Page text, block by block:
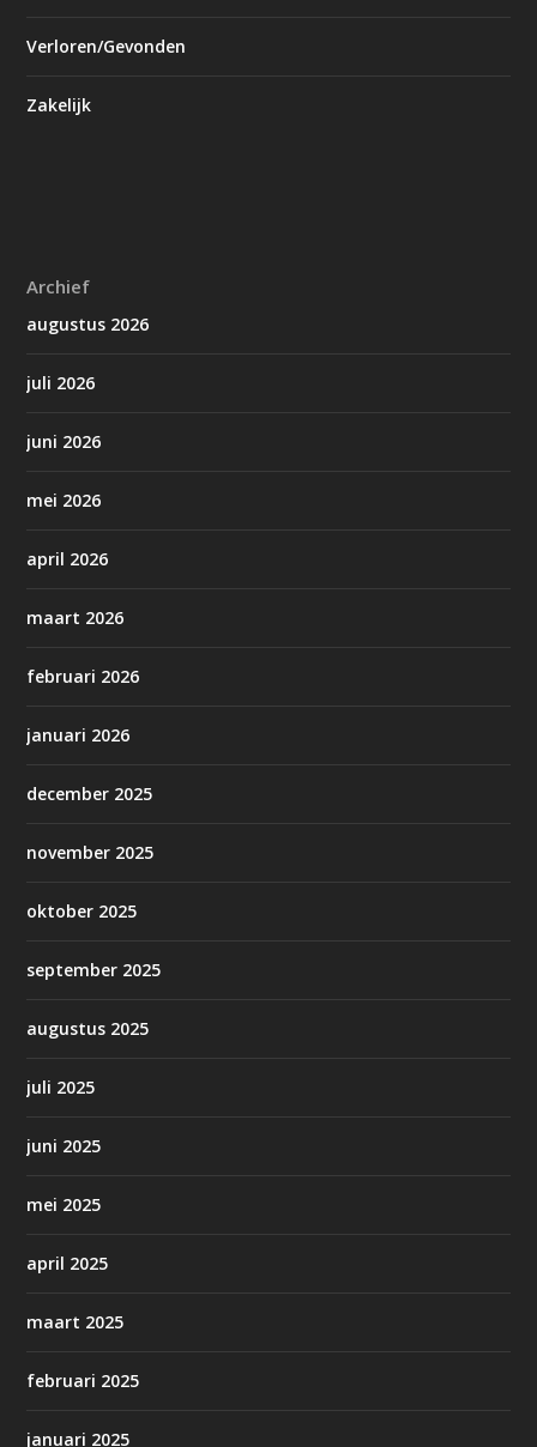
Verloren/Gevonden
Zakelijk
Archief
augustus 2026
juli 2026
juni 2026
mei 2026
april 2026
maart 2026
februari 2026
januari 2026
december 2025
november 2025
oktober 2025
september 2025
augustus 2025
juli 2025
juni 2025
mei 2025
april 2025
maart 2025
februari 2025
januari 2025